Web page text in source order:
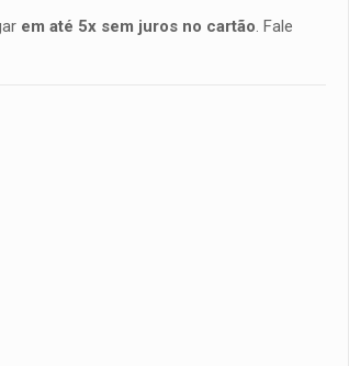
em até 5x sem juros no cartão. Fale